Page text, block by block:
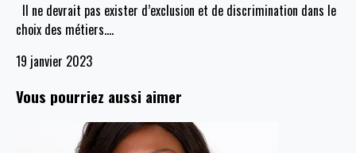
Il ne devrait pas exister d’exclusion et de discrimination dans le
choix des métiers.…
19 janvier 2023
Vous pourriez aussi aimer